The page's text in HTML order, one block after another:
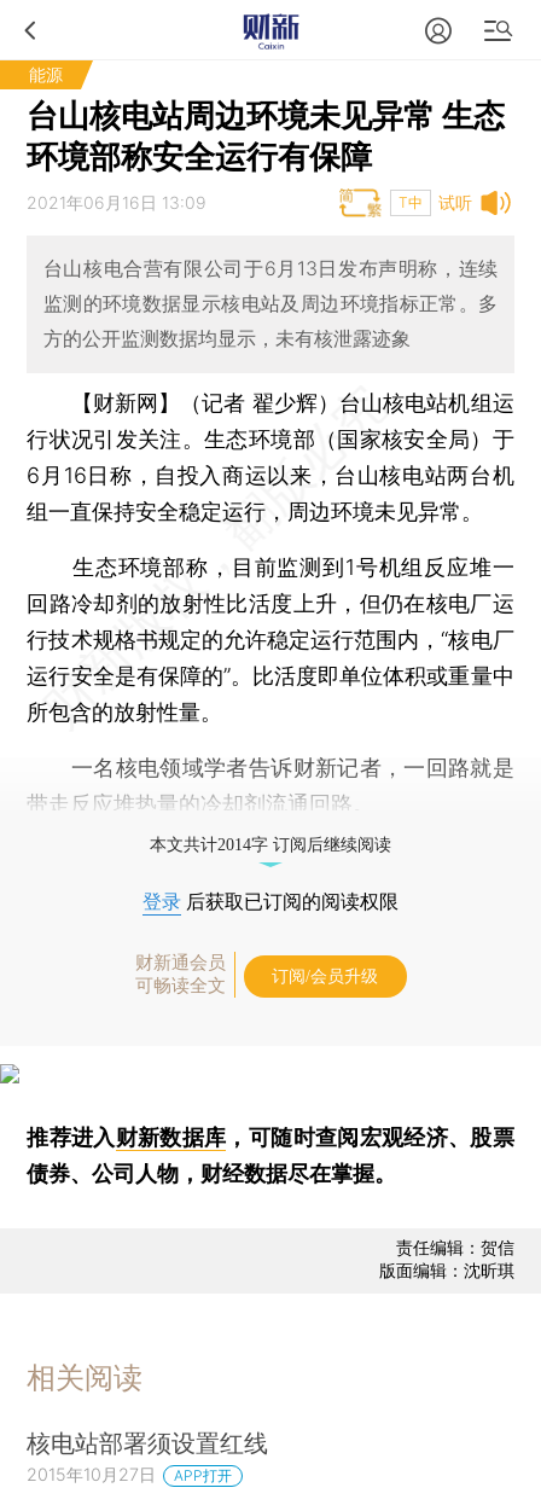
能源
台山核电站周边环境未见异常 生态
环境部称安全运行有保障
试听
2021年06月16日 13:09 T中
台山核电合营有限公司于6月13日发布声明称，连续
监测的环境数据显示核电站及周边环境指标正常。多
方的公开监测数据均显示，未有核泄露迹象
【财新网】（记者 翟少辉） 台山核电站机组运
行状况引发关注。生态环境部（国家核安全局）于
6月16日称，自投入商运以来，台山核电站两台机
组一直保持安全稳定运行，周边环境未见异常。
生态环境部称，目前监测到1号机组反应堆一
回路冷却剂的放射性比活度上升，但仍在核电厂运
行技术规格书规定的允许稳定运行范围内，“核电厂
运行安全是有保障的”。比活度即单位体积或重量中
所包含的放射性量。
一名核电领域学者告诉财新记者，一回路就是
带走反应堆热量的冷却剂流通回路。
本文共计2014字 订阅后继续阅读
登录 后获取已订阅的阅读权限
财新通会员
可畅读全文
订阅/会员升级
推荐进入财新数据库 ，可随时查阅宏观经济、股票
债券、公司人物，财经数据尽在掌握。
责任编辑：贺信
版面编辑：沈昕琪
相关阅读
核电站部署须设置红线
2015年10月27日 APP打开